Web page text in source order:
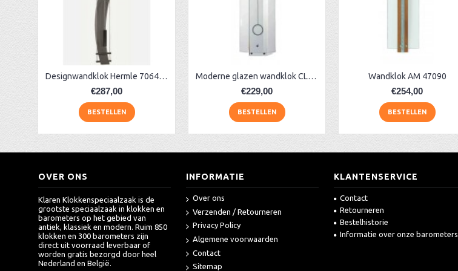
Designwandklok Hermle 70644-292200 antraciet
€287,00
BESTELLEN
Moderne glazen wandklok CL322.933
€229,00
BESTELLEN
Wandklok AM 47090
€254,00
BESTELLEN
OVER ONS
Klaren Klokkenspeciaalzaak is de
grootste speciaalzaak in klokken en
barometers op het gebied van
antiek, klassiek en modern. Ruim 850
klokken en 300 barometers zijn
direct uit voorraad leverbaar of
worden gratis bezorgd door heel
Nederland en België.
INFORMATIE
Over ons
Verzenden / Retourneren
Privacy Policy
Algemene voorwaarden
Contact
Sitemap
KLANTENSERVICE
Contact
Retourneren
Bestelhistorie
Informatie over onze barometers